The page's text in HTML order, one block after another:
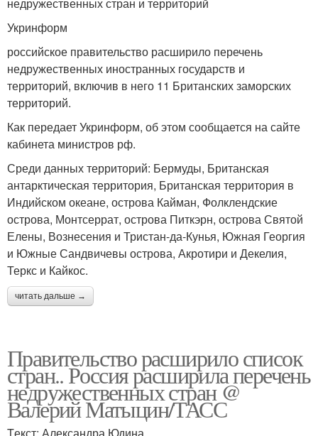
Укринформ
российское правительство расширило перечень
недружественных иностранных государств и
территорий, включив в него 11 Британских заморских
территорий.
Как передает Укринформ, об этом сообщается на сайте
кабинета министров рф.
Среди данных территорий: Бермуды, Британская
антарктическая территория, Британская территория в
Индийском океане, острова Кайман, Фолклендские
острова, Монтсеррат, острова Питкэрн, острова Святой
Елены, Вознесения и Тристан-да-Кунья, Южная Георгия
и Южные Сандвичевы острова, Акротири и Декелия,
Теркс и Кайкос.
читать дальше →
Правительство расширило список
стран.. Россия расширила перечень
недружественных стран @
Валерий Матыцин/ТАСС